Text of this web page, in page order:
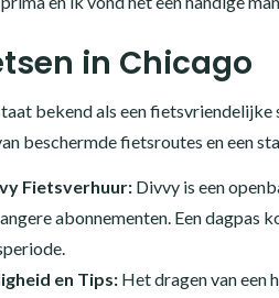
in Chicago
bekend als een
beschermde fietsroutes en een
Fietsverhuur: Divvy is een
abonnementen. Een
en Tips: Het dragen van een